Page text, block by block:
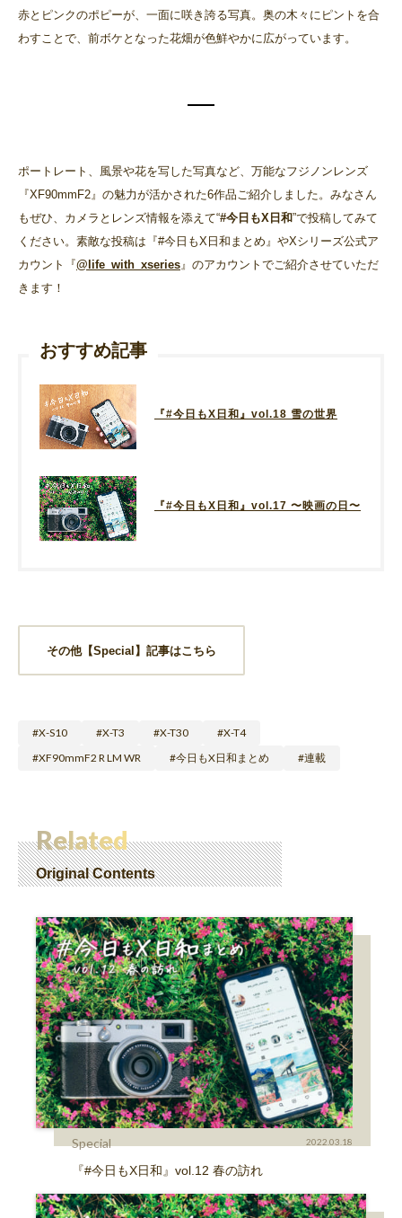
赤とピンクのポピーが、一面に咲き誇る写真。奥の木々にピントを合
わすことで、前ボケとなった花畑が色鮮やかに広がっています。
ポートレート、風景や花を写した写真など、万能なフジノンレンズ
『XF90mmF2』の魅力が活かされた6作品ご紹介しました。みなさん
もぜひ、カメラとレンズ情報を添えて“#今日もX日和”で投稿してみて
ください。素敵な投稿は『#今日もX日和まとめ』やXシリーズ公式ア
カウント『@life_with_xseries 』のアカウントでご紹介させていただ
きます！
おすすめ記事
『#今日もX日和』vol.18 雪の世界
『#今日もX日和』vol.17 〜映画の日〜
その他【Special】記事はこちら
X-S10 X-T3 X-T30
X-T4
XF90mmF2 R LM WR
今日もX日和まとめ 連載
Related
Original Contents
Special 2022.03.18
『#今日もX日和』vol.12 春の訪れ